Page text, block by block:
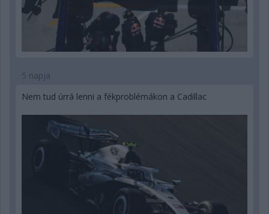
5 napja
Nem tud úrrá lenni a fékproblémákon a Cadillac